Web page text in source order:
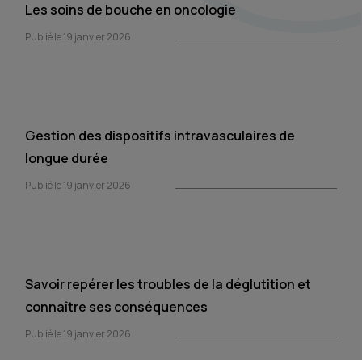
Les soins de bouche en oncologie
Publié le 19 janvier 2026
Gestion des dispositifs intravasculaires de
longue durée
Publié le 19 janvier 2026
Savoir repérer les troubles de la déglutition et
connaître ses conséquences
Publié le 19 janvier 2026